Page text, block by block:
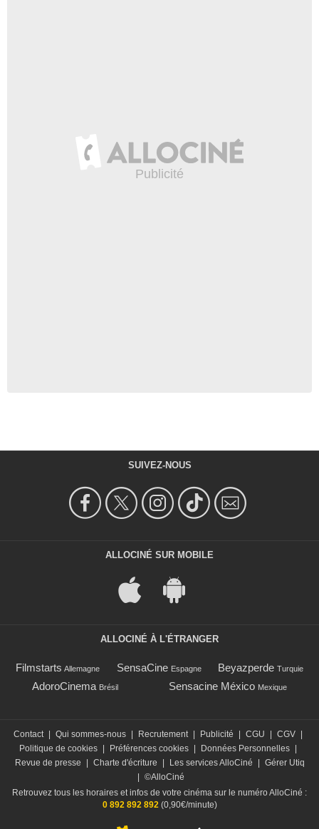
SUIVEZ-NOUS
ALLOCINÉ SUR MOBILE
ALLOCINÉ À L'ÉTRANGER
Filmstarts Allemagne SensaCine Espagne Beyazperde Turquie
AdoroCinema Brésil Sensacine México Mexique
Contact Qui sommes-nous Recrutement Publicité CGU CGV
Politique de cookies
Préférences cookies Données Personnelles
Revue de presse
Charte d'écriture Les services AlloCiné
Gérer Utiq
©AlloCiné
Retrouvez tous les horaires et infos de votre cinéma sur le numéro AlloCiné :
0 892 892 892(0,90€/minute)